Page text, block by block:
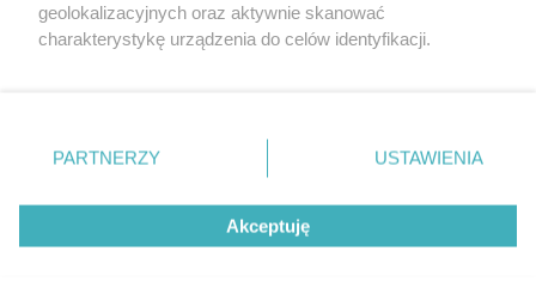
© 2026 Grupa ZPR Media
geolokalizacyjnych oraz aktywnie skanować
charakterystykę urządzenia do celów identyfikacji.
zmienić/wycofać klikając przycisk ustawień prywatności
znajdujący się w lewym dolnym rogu strony
rodzaje przetwarzania danych nie wymagają zgody
użytkownika, ale masz prawo sprzeciwić się takiemu
przetwarzaniu. Preferencje będą miały zastosowanie tylko
PARTNERZY USTAWIENIA
Akceptuję